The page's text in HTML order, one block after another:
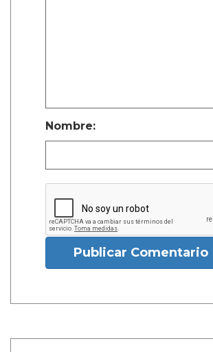
Nombre:
Publicar Comentario